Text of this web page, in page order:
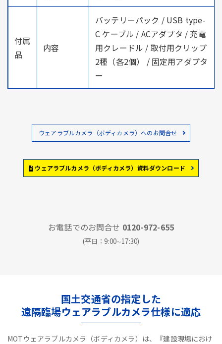
付属
品
内容
バッテリーパック / USB type-
C ケーブル / ACアダプタ / 充電
用クレードル / 取付用クリップ
2種（各2個） / 固定用アダプタ
ー
ウェアラブルカメラ（ボディカメラ）へのお問合せ
ウェアラブルカメラ（ボディカメラ）資料ダウンロード
お電話でのお問合せ 0120-972-655
(平日：9:00∼17:30)
国土交通省の指定した
遠隔臨場ウェアラブルカメラ仕様に適応
MOTウェアラブルカメラ（ボディカメラ）は、『建設現場におけ